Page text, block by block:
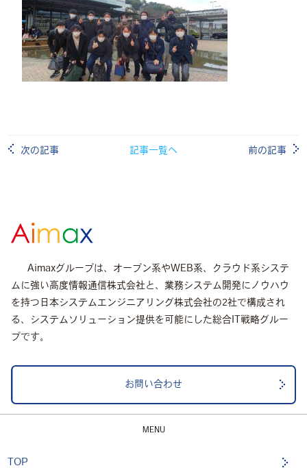
次の記事 前の記事
記事一覧へ
Aimaxグループは、オープン系やWEB系、クラウド系システ
ムに強い高度情報通信株式会社と、業務システム開発にノウハウ
を持つ日本システムエンジニアリング株式会社の2社で構成され
る、システムソリューション提供を可能にした総合IT戦略グルー
プです。
お問い合わせ
TOP